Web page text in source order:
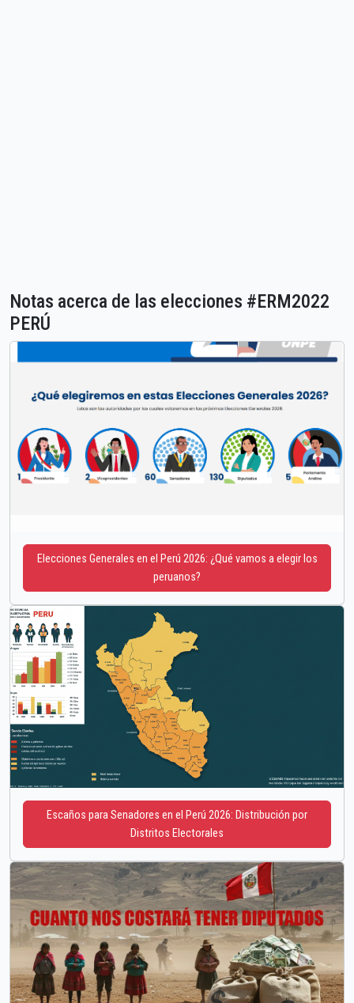
Notas acerca de las elecciones #ERM2022
PERÚ
Elecciones Generales en el Perú 2026: ¿Qué vamos a elegir los
peruanos?
Escaños para Senadores en el Perú 2026: Distribución por
Distritos Electorales